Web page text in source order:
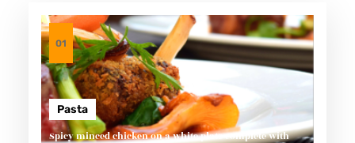
C
E
R
D
U
P
01
Pasta
Spicy minced chicken on a white plate complete with